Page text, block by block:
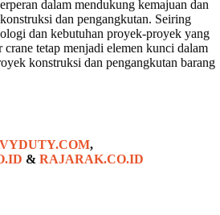
dalam mendukung kemajuan dan
dan pengangkutan. Seiring
dan kebutuhan proyek-proyek yang
tetap menjadi elemen kunci dalam
konstruksi dan pengangkutan barang
,
& RAJARAK.CO.ID